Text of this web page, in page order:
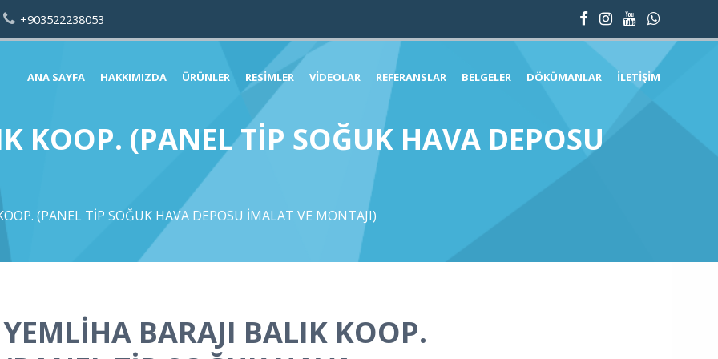
+903522238053
ANA SAYFA HAKKIMIZDA ÜRÜNLER RESIMLER VIDEOLAR REFERANSLAR BELGELER DÖKÜMANLAR İLETIŞIM
KOOP. (PANEL TİP SOĞUK HAVA DEPOSU
(PANEL TİP SOĞUK HAVA DEPOSU İMALAT VE MONTAJI)
YEMLİHA BARAJI BALIK KOOP.